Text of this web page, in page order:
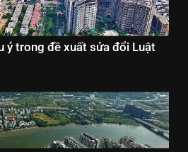
ý trong đề xuất sửa đổi Luật